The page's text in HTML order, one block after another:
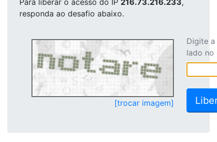
Para liberar o acesso do IP 216.73.216.233,
responda ao desafio abaixo.
[trocar imagem]
Digite
lado no